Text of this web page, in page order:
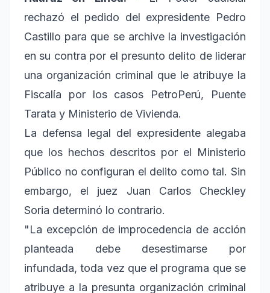
rechazó el pedido del expresidente Pedro
Castillo para que se archive la investigación
en su contra por el presunto delito de liderar
una organización criminal que le atribuye la
Fiscalía por los casos PetroPerú, Puente
Tarata y Ministerio de Vivienda.
La defensa legal del expresidente alegaba
que los hechos descritos por el Ministerio
Público no configuran el delito como tal. Sin
embargo, el juez Juan Carlos Checkley
Soria determinó lo contrario.
"La excepción de improcedencia de acción
planteada debe desestimarse por
infundada, toda vez que el programa que se
atribuye a la presunta organización criminal